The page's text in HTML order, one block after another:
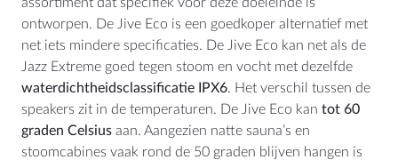
ontworpen. De Jive Eco is een goedkoper alternatief met
net iets mindere specificaties. De Jive Eco kan net als de
Jazz Extreme goed tegen stoom en vocht met dezelfde
waterdichtheidsclassificatie IPX6. Het verschil tussen de
speakers zit in de temperaturen. De Jive Eco kan tot 60
graden Celsius aan. Aangezien natte sauna’s en
stoomcabines vaak rond de 50 graden blijven hangen is